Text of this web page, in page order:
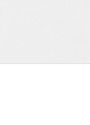
Krakowiaki i Górale